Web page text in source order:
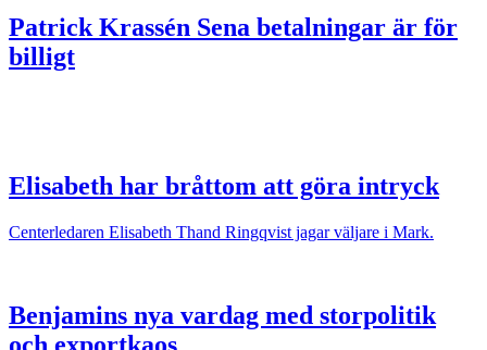
Patrick Krassén Sena betalningar är för
billigt
Elisabeth har bråttom att göra intryck
Centerledaren Elisabeth Thand Ringqvist jagar väljare i Mark.
Benjamins nya vardag med storpolitik